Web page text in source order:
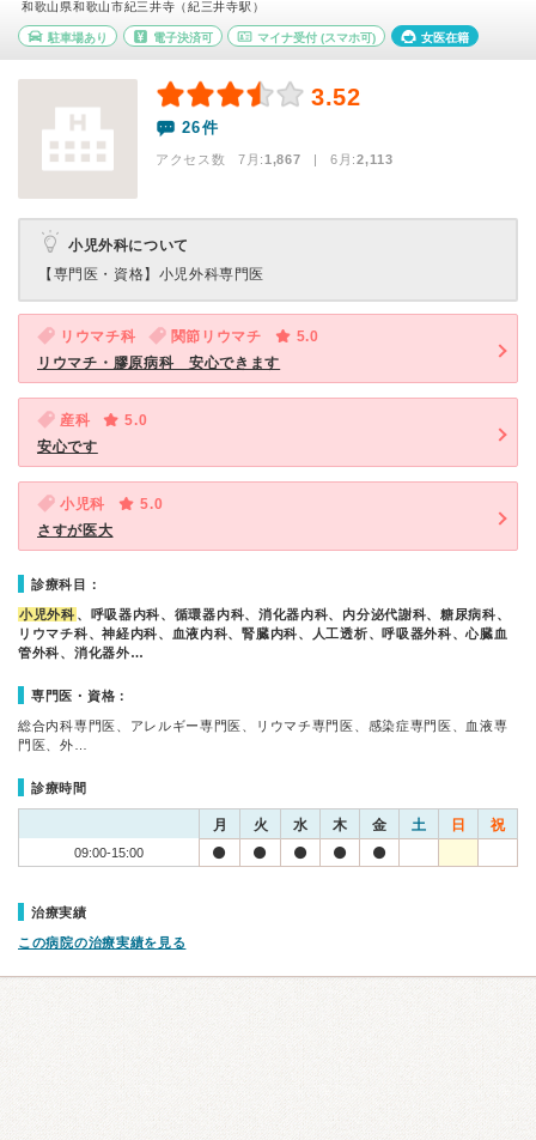
和歌山県和歌山市紀三井寺（紀三井寺駅）
駐車場あり 電子決済可 マイナ受付 (スマホ可) 女医在籍
3.52
26件
アクセス数 7月:1,867 | 6月:2,113
小児外科について
【専門医・資格】 小児外科専門医
リウマチ科 関節リウマチ
5.0
リウマチ・膠原病科 安心できます
産科
5.0
安心です
小児科
5.0
さすが医大
診療科目：
小児外科 、呼吸器内科、循環器内科、消化器内科、内分泌代謝科、糖尿病科、
リウマチ科、神経内科、血液内科、腎臓内科、人工透析、呼吸器外科、心臓血
管外科、消化器外…
専門医・資格：
総合内科専門医、アレルギー専門医、リウマチ専門医、感染症専門医、血液専
門医、外…
診療時間
月 火 水 木 金 土 日 祝
09:00-15:00
治療実績
この病院の治療実績を見る